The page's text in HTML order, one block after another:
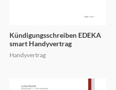
Kündigungsschreiben EDEKA
smart Handyvertrag
Handyvertrag